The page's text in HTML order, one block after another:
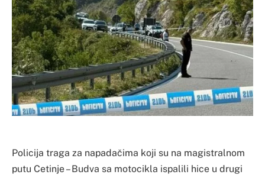
Policija traga za napadačima koji su na magistralnom
putu Cetinje – Budva sa motocikla ispalili hice u drugi